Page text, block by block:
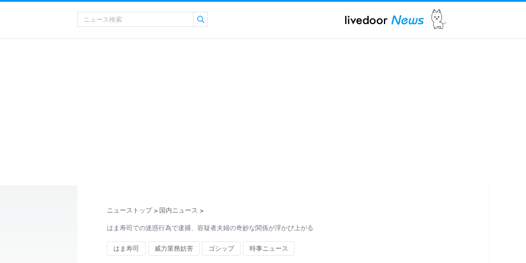
ニューストップ > 国内ニュース >
はま寿司での迷惑行為で逮捕、容疑者夫婦の奇妙な関係が浮かび上がる
はま寿司 威力業務妨害 ゴシップ 時事ニュース